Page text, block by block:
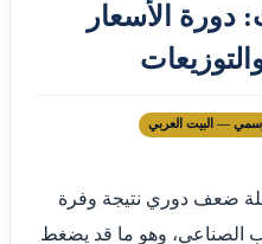
دورة الأسعار
— البيت العربي
ضعف دوري نتيجة وفرة
الصناعي، وهو ما قد يضغط